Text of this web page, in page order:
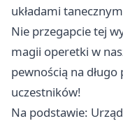
układami
Nie przegapcie tej
magii operetki w
pewnością na
uczestników!
Na podstawie: